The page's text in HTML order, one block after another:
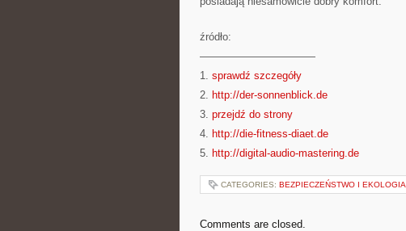
źródło:
———————————
1. sprawdź szczegóły
2. http://der-sonnenblick.de
3. przejdź do strony
4. http://die-fitness-diaet.de
5. http://digital-audio-mastering.de
CATEGORIES: BEZPIECZEŃSTWO I EKOLOGIA
Comments are closed.